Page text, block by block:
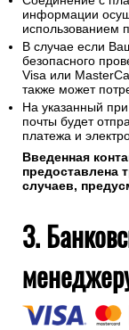
информации
использованием
В случае если
безопасного
Visa или
также может
На указанный
почты будет
платежа и
Введенная
предоставлена
случаев,
3.